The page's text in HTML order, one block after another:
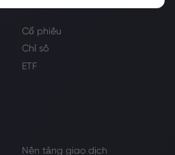
Cổ phiếu
Chỉ số
ETF
Nền tảng giao dịch